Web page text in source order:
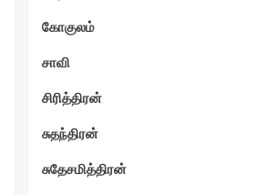
கோகுலம்
சாவி
சிரித்திரன்
சுதந்திரன்
சுதேசமித்திரன்